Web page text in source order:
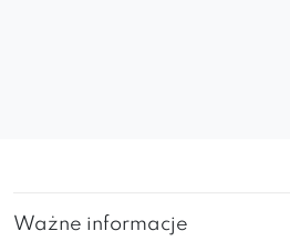
Ważne informacje